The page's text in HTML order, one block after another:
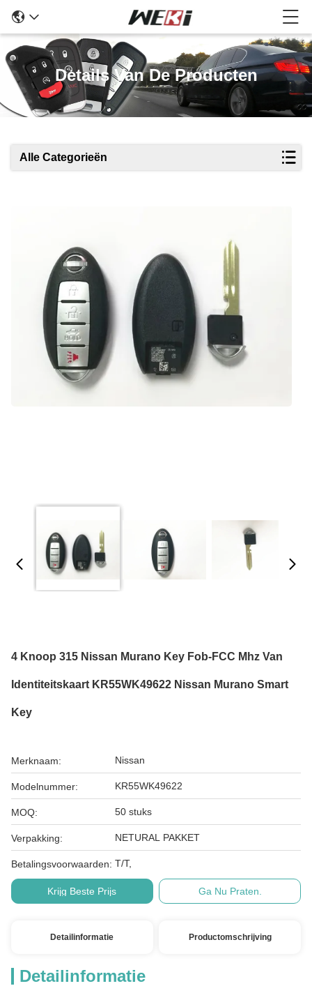
Details Van De Producten
Alle Categorieën
4 Knoop 315 Nissan Murano Key Fob-FCC Mhz Van
Identiteitskaart KR55WK49622 Nissan Murano Smart
Key
Merknaam: Nissan
Modelnummer: KR55WK49622
MOQ: 50 stuks
Verpakking: NETURAL PAKKET
Betalingsvoorwaarden: T/T,
Krijg Beste Prijs Ga Nu Praten.
Detailinformatie Productomschrijving
Detailinformatie